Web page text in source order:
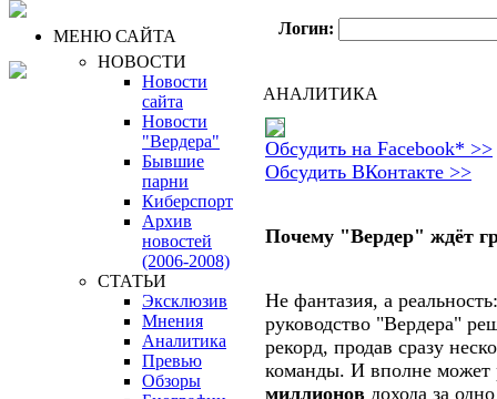
МЕНЮ САЙТА
НОВОСТИ
Новости
сайта
Новости
"Вердера"
Бывшие
парни
Киберспорт
Архив
новостей
(2006-2008)
СТАТЬИ
Эксклюзив
Мнения
Аналитика
Превью
Обзоры
Логин:
АНАЛИТИКА
Обсудить на Facebook* >>
Обсудить ВКонтакте >>
Почему "Вердер" ждёт
Не фантазия, а
руководство "Вердера"
рекорд, продав сразу
команды. И вполне может
миллионов дохода за